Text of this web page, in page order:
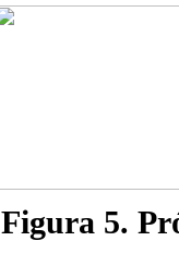
Figura 5.